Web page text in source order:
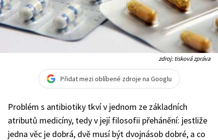
zdroj: tisková zpráva
Přidat mezi oblíbené zdroje na Googlu
Problém s antibiotiky tkví v jednom ze základních
atributů medicíny, tedy v její filosofii přehánění: jestliže
jedna věc je dobrá, dvě musí být dvojnásob dobré, a co